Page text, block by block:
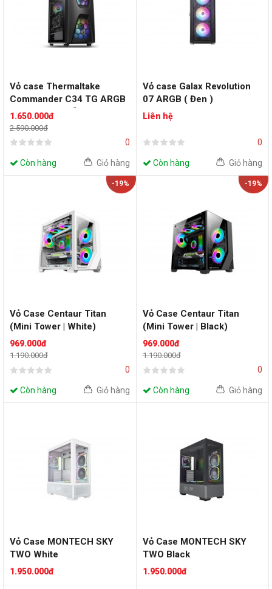
Vỏ case Thermaltake
Commander C34 TG ARGB
- Black ATX (Sẵn 2 FAN
ARGB 20cm)
1.650.000đ
2.590.000đ
0
Còn hàng Giỏ hàng
Vỏ case Galax Revolution
07 ARGB ( Đen )
Liên hệ
0
Còn hàng Giỏ hàng
-19%
Vỏ Case Centaur Titan
(Mini Tower | White)
969.000đ
1.190.000đ
0
Còn hàng Giỏ hàng
-19%
Vỏ Case Centaur Titan
(Mini Tower | Black)
969.000đ
1.190.000đ
0
Còn hàng Giỏ hàng
Vỏ Case MONTECH SKY
TWO White
1.950.000đ
Vỏ Case MONTECH SKY
TWO Black
1.950.000đ